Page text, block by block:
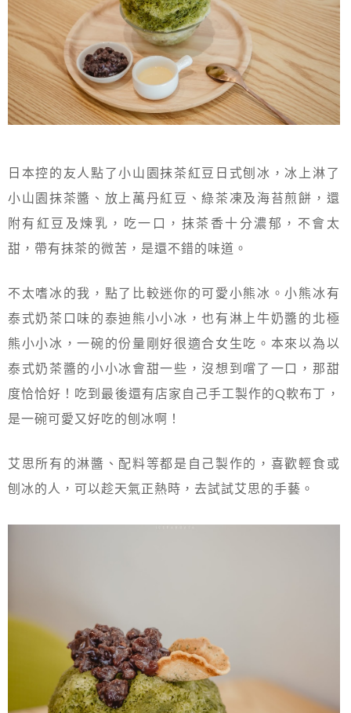
日本控的友人點了小山園抹茶紅豆日式刨冰，冰上淋了
小山園抹茶醬、放上萬丹紅豆、綠茶凍及海苔煎餅，還
附有紅豆及煉乳，吃一口，抹茶香十分濃郁，不會太
甜，帶有抹茶的微苦，是還不錯的味道。
不太嗜冰的我，點了比較迷你的可愛小熊冰。小熊冰有
泰式奶茶口味的泰迪熊小小冰，也有淋上牛奶醬的北極
熊小小冰，一碗的份量剛好很適合女生吃。本來以為以
泰式奶茶醬的小小冰會甜一些，沒想到嚐了一口，那甜
度恰恰好！吃到最後還有店家自己手工製作的Q軟布丁，
是一碗可愛又好吃的刨冰啊！
艾思所有的淋醬、配料等都是自己製作的，喜歡輕食或
刨冰的人，可以趁天氣正熱時，去試試艾思的手藝。